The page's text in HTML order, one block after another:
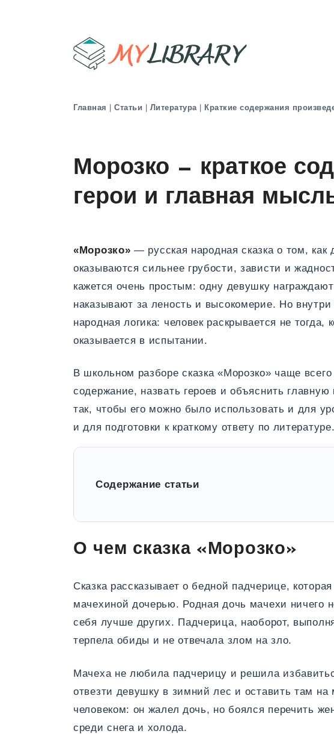
Главная | Статьи | Литература | Краткие содержания
Морозко — краткое
герои и главная
«Морозко» — русская народная сказка о том, как
оказываются сильнее грубости, зависти и
кажется очень простым: одну девушку
наказывают за леность и высокомерие. Но внутри
народная логика: человек раскрывается не тогда,
оказывается в испытании.
В школьном разборе сказка «Морозко» чаще
содержание, назвать героев и объяснить
так, чтобы его можно было использовать и для
и для подготовки к краткому ответу по литературе.
Содержание статьи
О чем сказка «Морозко»
Сказка рассказывает о бедной падчерице,
мачехиной дочерью. Родная дочь мачехи ничего
себя лучше других. Падчерица, наоборот,
терпела обиды и не отвечала злом на зло.
Мачеха не любила падчерицу и решила
отвезти девушку в зимний лес и оставить там
человеком: он жалел дочь, но боялся перечить
среди снега и холода.